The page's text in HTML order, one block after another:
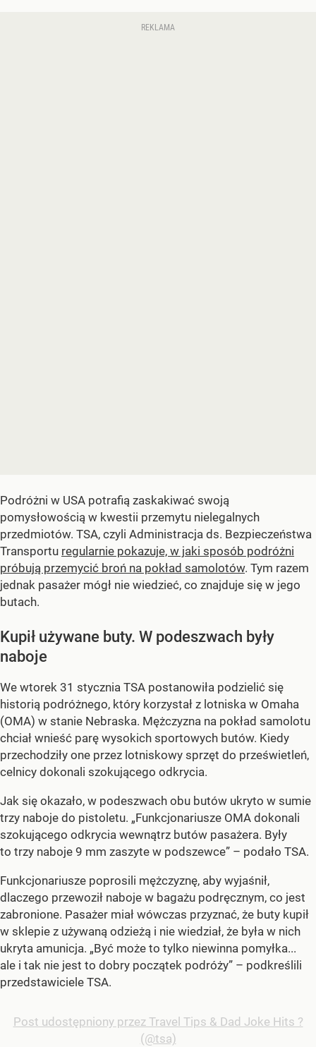
Podróżni w USA potrafią zaskakiwać swoją
pomysłowością w kwestii przemytu nielegalnych
przedmiotów. TSA, czyli Administracja ds. Bezpieczeństwa
Transportu regularnie pokazuje, w jaki sposób podróżni
próbują przemycić broń na pokład samolotów. Tym razem
jednak pasażer mógł nie wiedzieć, co znajduje się w jego
butach.
Kupił używane buty. W podeszwach były
naboje
We wtorek 31 stycznia TSA postanowiła podzielić się
historią podróżnego, który korzystał z lotniska w Omaha
(OMA) w stanie Nebraska. Mężczyzna na pokład samolotu
chciał wnieść parę wysokich sportowych butów. Kiedy
przechodziły one przez lotniskowy sprzęt do prześwietleń,
celnicy dokonali szokującego odkrycia.
Jak się okazało, w podeszwach obu butów ukryto w sumie
trzy naboje do pistoletu. „Funkcjonariusze OMA dokonali
szokującego odkrycia wewnątrz butów pasażera. Były
to trzy naboje 9 mm zaszyte w podszewce” – podało TSA.
Funkcjonariusze poprosili mężczyznę, aby wyjaśnił,
dlaczego przewoził naboje w bagażu podręcznym, co jest
zabronione. Pasażer miał wówczas przyznać, że buty kupił
w sklepie z używaną odzieżą i nie wiedział, że była w nich
ukryta amunicja. „Być może to tylko niewinna pomyłka...
ale i tak nie jest to dobry początek podróży” – podkreślili
przedstawiciele TSA.
Post udostępniony przez Travel Tips & Dad Joke Hits ?
(@tsa)